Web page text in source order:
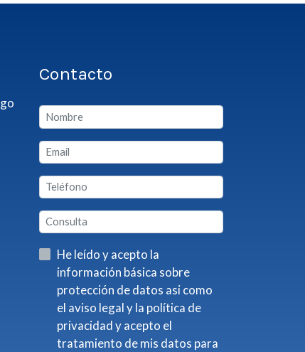
Contacto
He leído y acepto la
información básica sobre
protección de datos asi como
el aviso legal y la política de
privacidad y acepto el
tratamiento de mis datos para